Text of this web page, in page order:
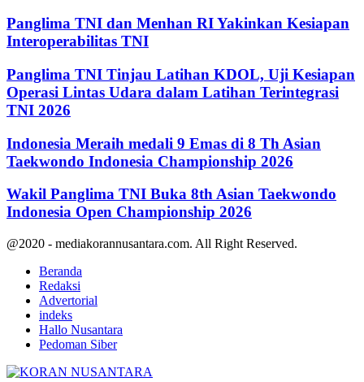
Panglima TNI dan Menhan RI Yakinkan Kesiapan
Interoperabilitas TNI
Panglima TNI Tinjau Latihan KDOL, Uji Kesiapan
Operasi Lintas Udara dalam Latihan Terintegrasi
TNI 2026
Indonesia Meraih medali 9 Emas di 8 Th Asian
Taekwondo Indonesia Championship 2026
Wakil Panglima TNI Buka 8th Asian Taekwondo
Indonesia Open Championship 2026
@2020 - mediakorannusantara.com. All Right Reserved.
Beranda
Redaksi
Advertorial
indeks
Hallo Nusantara
Pedoman Siber